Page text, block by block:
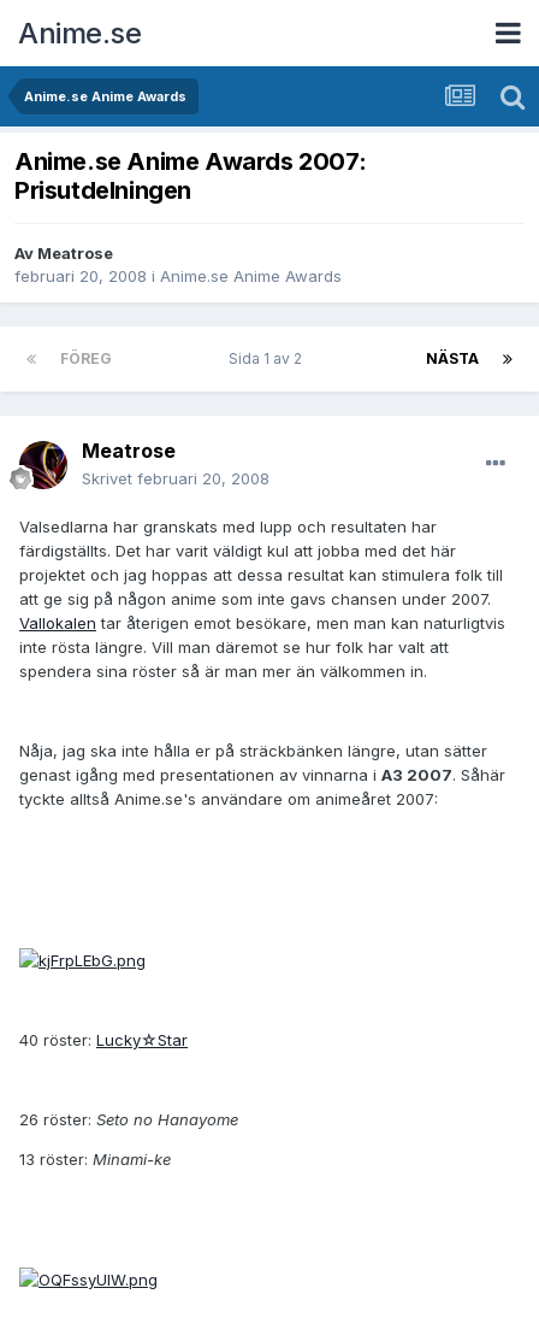
Anime.se
Anime.se Anime Awards
Anime.se Anime Awards 2007:
Prisutdelningen
Av Meatrose
februari 20, 2008 i Anime.se Anime Awards
FÖREG NÄSTA
Sida 1 av 2
Meatrose
Skrivet februari 20, 2008
Valsedlarna har granskats med lupp och resultaten har
färdigställts. Det har varit väldigt kul att jobba med det här
projektet och jag hoppas att dessa resultat kan stimulera folk till
att ge sig på någon anime som inte gavs chansen under 2007.
Vallokalen tar återigen emot besökare, men man kan naturligtvis
inte rösta längre. Vill man däremot se hur folk har valt att
spendera sina röster så är man mer än välkommen in.
Nåja, jag ska inte hålla er på sträckbänken längre, utan sätter
genast igång med presentationen av vinnarna i A3 2007. Såhär
tyckte alltså Anime.se's användare om animeåret 2007:
40 röster: Lucky☆Star
26 röster: Seto no Hanayome
13 röster: Minami-ke